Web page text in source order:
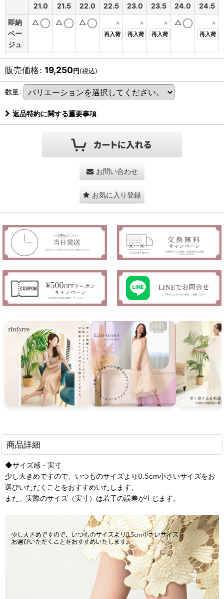
21.0 21.5 22.0 22.5 23.0 23.5 24.0
24.5
即納
ベー
ジュ
△ △ △ ×
再入荷
×
再入荷
×
再入荷
△ ×
再入荷
販売価格: 19,250円(税込)
数量:
返品特約に関する重要事項
お問い合わせ
お気に入り登録
商品詳細
◆サイズ感・実寸
少し大きめですので、いつものサイズより0.5cm小さいサイズをお
選びいただくことをおすすめいたします。
また、実際のサイズ（実寸）は若干の誤差が生じます。